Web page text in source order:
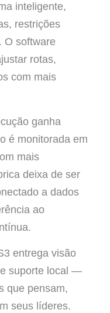
inteligente,
restrições
O software
rotas,
com mais
ganha
é monitorada em
mais
deixa de ser
a dados
ao
entrega visão
suporte local —
que pensam,
seus líderes.